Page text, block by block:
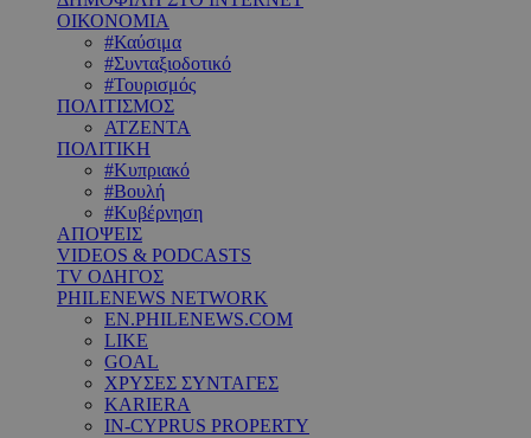
ΟΙΚΟΝΟΜΙΑ
#Καύσιμα
#Συνταξιοδοτικό
#Τουρισμός
ΠΟΛΙΤΙΣΜΟΣ
ΑΤΖΕΝΤΑ
ΠΟΛΙΤΙΚΗ
#Κυπριακό
#Βουλή
#Κυβέρνηση
ΑΠΟΨΕΙΣ
VIDEOS & PODCASTS
TV ΟΔΗΓΟΣ
PHILENEWS NETWORK
EN.PHILENEWS.COM
LIKE
GOAL
ΧΡΥΣΕΣ ΣΥΝΤΑΓΕΣ
KARIERA
IN-CYPRUS PROPERTY